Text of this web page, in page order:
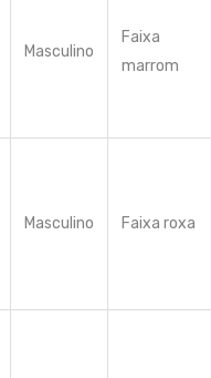
Masculino
Faixa
marrom
Masculino Faixa roxa